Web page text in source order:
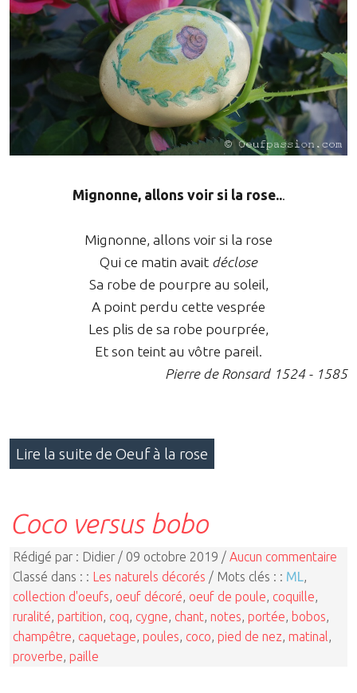
Mignonne, allons voir si la rose...
Mignonne, allons voir si la rose
Qui ce matin avait déclose
Sa robe de pourpre au soleil,
A point perdu cette vesprée
Les plis de sa robe pourprée,
Et son teint au vôtre pareil.
Pierre de Ronsard 1524 - 1585
Lire la suite de Oeuf à la rose
Coco versus bobo
Rédigé par : Didier / 09 octobre 2019 / Aucun commentaire
Classé dans : : Les naturels décorés / Mots clés : : ML
collection d'oeufs oeuf décoré oeuf de poule coquille
ruralité partition coq cygne chant notes portée bobos
champêtre caquetage poules coco pied de nez matinal
proverbe paille